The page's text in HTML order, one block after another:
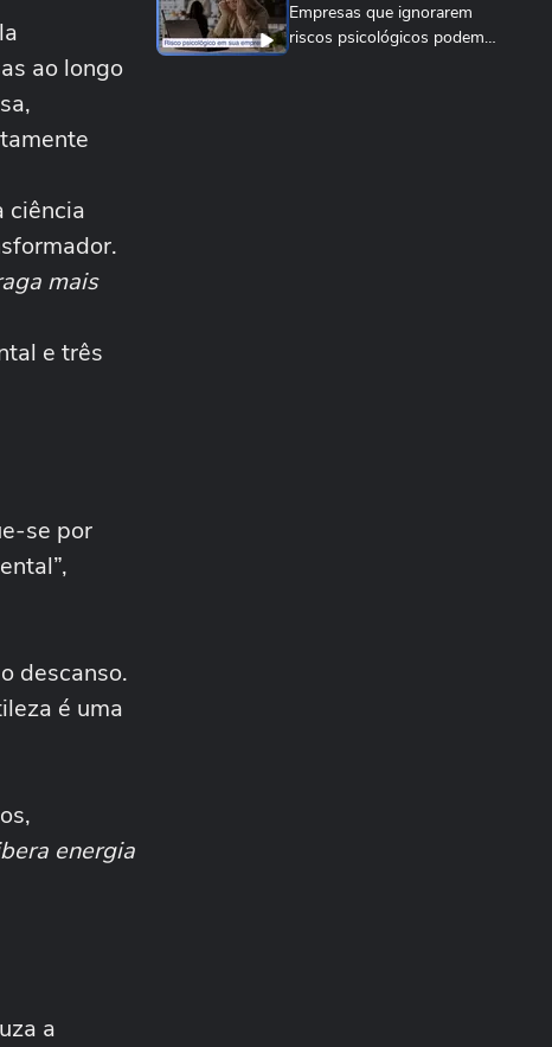
ao longo
ciência
mais
e três
se por
descanso.
é uma
energia
a
Empresas que ignorarem
riscos psicológicos podem